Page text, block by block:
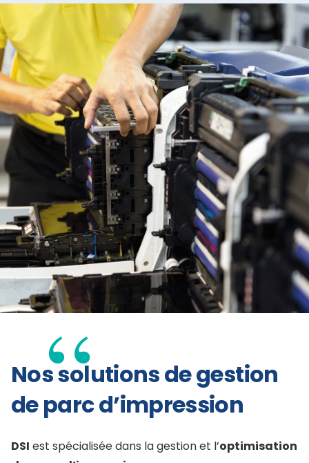
Nos solutions de gestion
de parc d’impression
DSI est spécialisée dans la gestion et l’optimisation